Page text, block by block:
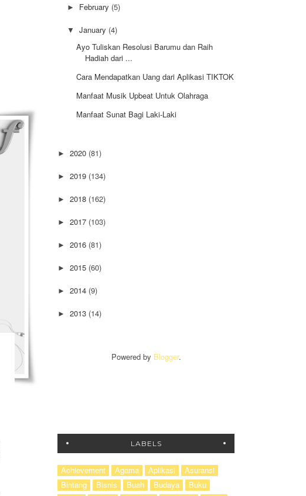
► February (5)
▼ January (4)
Ayo Tuliskan Resolusi Barumu dan Raih
Hadiah dari ...
Cara Mendapatkan Uang dari Aplikasi TIKTOK
Manfaat Musik Upbeat Untuk Olahraga
Manfaat Sunat Bagi Laki-Laki
► 2020 (81)
► 2019 (134)
► 2018 (162)
► 2017 (103)
► 2016 (81)
► 2015 (60)
► 2014 (9)
► 2013 (14)
Powered by Blogger.
LABELS
Achievement Agama Aplikasi
Asuransi
Bintang
Bisnis Buah Budaya
Buku